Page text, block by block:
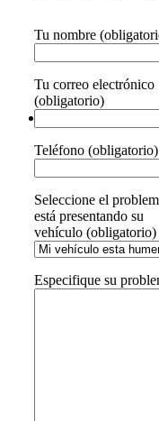
Tu nombre
Tu correo electrónico
(obligatorio)
Teléfono (obligatorio)
Seleccione el
está presentando su
vehículo (obligatorio)
Especifique su